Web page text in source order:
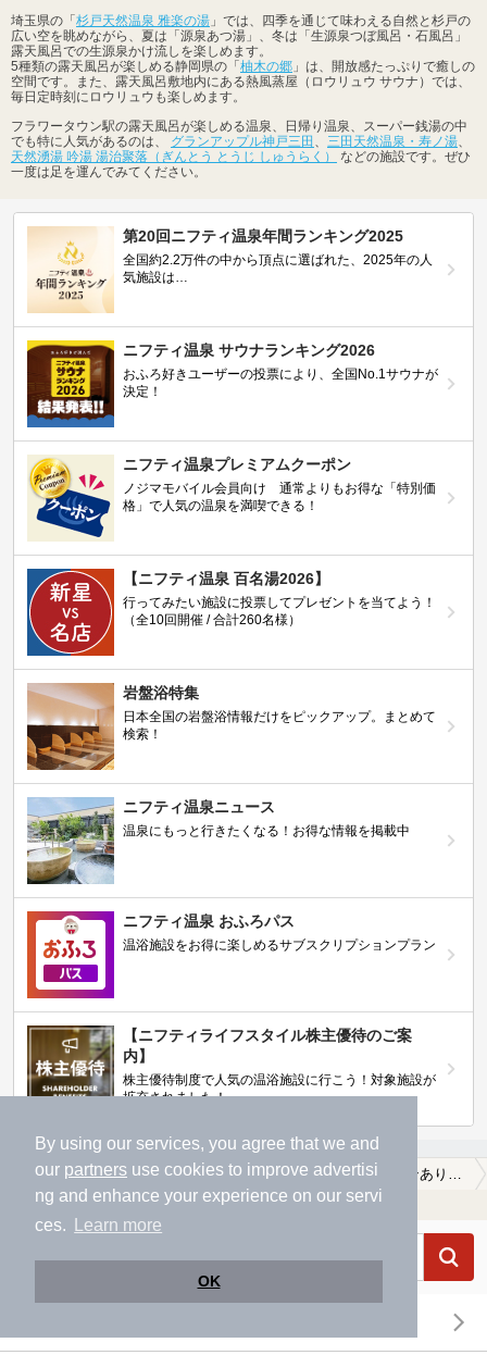
By using our services, you agree that we and
our partners use cookies to improve advertisi
ng and enhance your experience on our servi
ces.
Learn more
OK
埼玉県の「 杉戸天然温泉 雅楽の湯 」では、四季を通じて味わえる自然と杉戸の
広い空を眺めながら、夏は「源泉あつ湯」、冬は「生源泉つぼ風呂・石風呂」
露天風呂での生源泉かけ流しを楽しめます。
5種類の露天風呂が楽しめる静岡県の「 柚木の郷 」は、開放感たっぷりで癒しの
空間です。また、露天風呂敷地内にある熱風蒸屋（ロウリュウ サウナ）では、
毎日定時刻にロウリュウも楽しめます。
フラワータウン駅の露天風呂が楽しめる温泉、日帰り温泉、スーパー銭湯の中
でも特に人気があるのは、 グランアップル神戸三田 、 三田天然温泉・寿ノ湯、
天然湧湯 吟湯 湯治聚落（ぎんとう とうじ しゅうらく）
などの施設です。ぜひ
一度は足を運んでみてください。
第20回ニフティ温泉年間ランキング2025
全国約2.2万件の中から頂点に選ばれた、2025年の人
気施設は…
ニフティ温泉 サウナランキング2026
おふろ好きユーザーの投票により、全国No.1サウナが
決定！
ニフティ温泉プレミアムクーポン
ノジマモバイル会員向け 通常よりもお得な「特別価
格」で人気の温泉を満喫できる！
【ニフティ温泉 百名湯2026】
行ってみたい施設に投票してプレゼントを当てよう！
（全10回開催 / 合計260名様）
岩盤浴特集
日本全国の岩盤浴情報だけをピックアップ。まとめて
検索！
ニフティ温泉ニュース
温泉にもっと行きたくなる！お得な情報を掲載中
ニフティ温泉 おふろパス
温浴施設をお得に楽しめるサブスクリプションプラン
【ニフティライフスタイル株主優待のご案
内】
株主優待制度で人気の温浴施設に行こう！対象施設が
拡充されました！
関西(近畿) 兵庫県 フラワータウン駅
温浴施設を探す